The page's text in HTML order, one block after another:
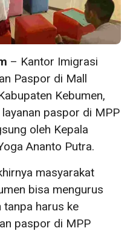
– Kantor Imigrasi
Paspor di Mall
Kebumen,
paspor di MPP
oleh Kepala
Ananto Putra.
masyarakat
bisa mengurus
harus ke
paspor di MPP